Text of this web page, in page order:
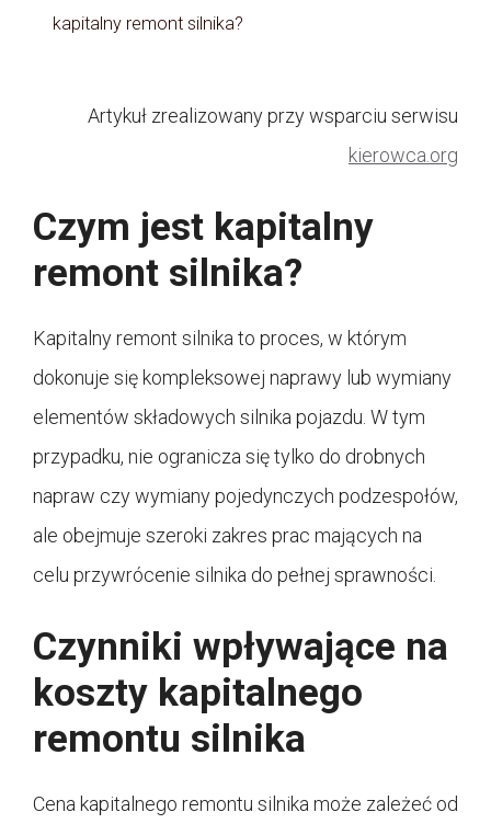
kapitalny remont silnika?
Artykuł zrealizowany przy wsparciu serwisu
kierowca.org
Czym jest kapitalny
remont silnika?
Kapitalny remont silnika to proces, w którym
dokonuje się kompleksowej naprawy lub wymiany
elementów składowych silnika pojazdu. W tym
przypadku, nie ogranicza się tylko do drobnych
napraw czy wymiany pojedynczych podzespołów,
ale obejmuje szeroki zakres prac mających na
celu przywrócenie silnika do pełnej sprawności.
Czynniki wpływające na
koszty kapitalnego
remontu silnika
Cena kapitalnego remontu silnika może zależeć od